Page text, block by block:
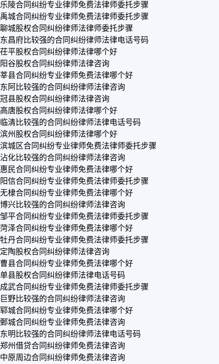
乐陵合同纠纷专业律师免费法律师委托步骤
禹城合同纠纷专业律师免费法律师委托步骤
聊城股权合同纠纷律师法律师委托步骤
东昌府比较强的合同纠纷律师法律电话号码
茌平股权合同纠纷律师法律哪个好
阳谷股权合同纠纷律师法律咨询
莘县合同纠纷专业律师免费法律哪个好
东阿比较强的合同纠纷律师法律咨询
冠县股权合同纠纷律师法律咨询
高唐股权合同纠纷律师法律哪个好
临清比较强的合同纠纷律师法律电话号码
滨州股权合同纠纷律师法律哪个好
滨城区合同纠纷专业律师免费法律师委托步骤
沾化比较强的合同纠纷律师法律咨询
惠民合同纠纷专业律师免费法律哪个好
阳信合同纠纷专业律师免费法律师委托步骤
无棣合同纠纷专业律师免费法律哪个好
博兴比较强的合同纠纷律师法律咨询
邹平合同纠纷专业律师免费法律师委托步骤
菏泽合同纠纷专业律师免费法律哪个好
牡丹合同纠纷专业律师免费法律师委托步骤
定陶股权合同纠纷律师法律咨询
曹县合同纠纷专业律师免费法律哪个好
单县股权合同纠纷律师法律电话号码
成武合同纠纷专业律师免费法律师委托步骤
巨野比较强的合同纠纷律师法律咨询
郓城合同纠纷专业律师免费法律哪个好
鄄城合同纠纷专业律师免费法律咨询
东明比较强的合同纠纷律师法律电话号码
郑州借贷合同纠纷律师免费法律咨询
中原周边合同纠纷律师免费法律咨询